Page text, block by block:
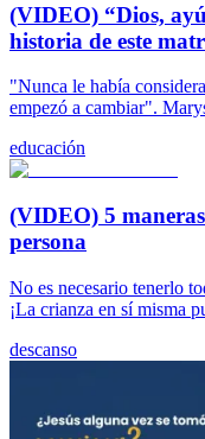
(VIDEO) “Dios,
historia de este
"Nunca le había
empezó a cambiar".
educación
(VIDEO) 5
persona
No es necesario tenerlo
¡La crianza en sí misma
descanso